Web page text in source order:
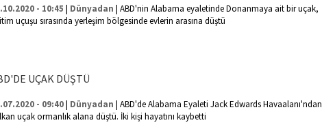
- 10:45 | Dünyadan | ABD'nin Alabama eyaletinde Donanmaya ait bir uçak,
uçuşu sırasında yerleşim bölgesinde evlerin arasına düştü
UÇAK DÜŞTÜ
- 09:40| Dünyadan | ABD'de Alabama Eyaleti Jack Edwards Havaalanı'ndan
uçak ormanlık alana düştü. İki kişi hayatını kaybetti